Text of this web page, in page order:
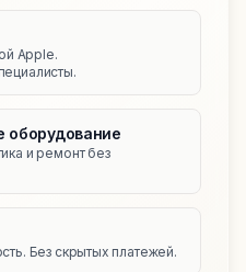
Apple.
оборудование
и ремонт без
Без скрытых платежей.